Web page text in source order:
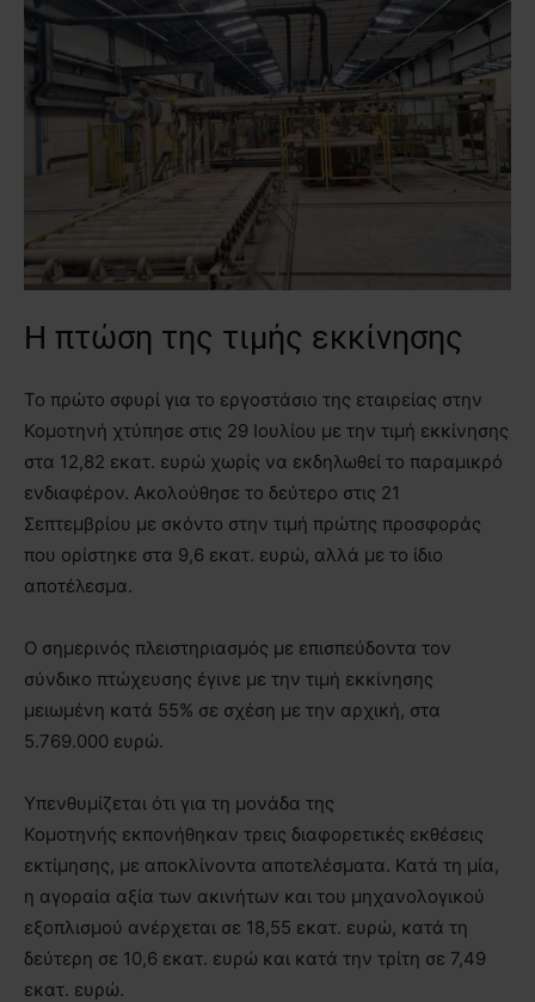
Η πτώση της τιμής εκκίνησης
Το πρώτο σφυρί για το εργοστάσιο της εταιρείας στην
Κομοτηνή χτύπησε στις 29 Ιουλίου με την τιμή εκκίνησης
στα 12,82 εκατ. ευρώ χωρίς να εκδηλωθεί το παραμικρό
ενδιαφέρον. Ακολούθησε το δεύτερο στις 21
Σεπτεμβρίου με σκόντο στην τιμή πρώτης προσφοράς
που ορίστηκε στα 9,6 εκατ. ευρώ, αλλά με το ίδιο
αποτέλεσμα.
Ο σημερινός πλειστηριασμός με επισπεύδοντα τον
σύνδικο πτώχευσης έγινε με την τιμή εκκίνησης
μειωμένη κατά 55% σε σχέση με την αρχική, στα
5.769.000 ευρώ.
Υπενθυμίζεται ότι για τη μονάδα της
Κομοτηνής εκπονήθηκαν τρεις διαφορετικές εκθέσεις
εκτίμησης, με αποκλίνοντα αποτελέσματα. Κατά τη μία,
η αγοραία αξία των ακινήτων και του μηχανολογικού
εξοπλισμού ανέρχεται σε 18,55 εκατ. ευρώ, κατά τη
δεύτερη σε 10,6 εκατ. ευρώ και κατά την τρίτη σε 7,49
εκατ. ευρώ.